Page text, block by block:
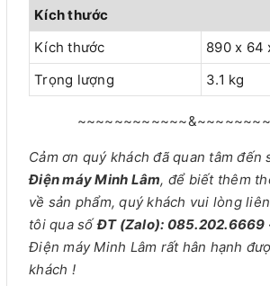
Kích thước
Kích thước
890 x 64
Trọng lượng
3.1 kg
Cảm ơn quý khách đã quan tâm đến
Điện máy Minh Lâm, để biết thêm
về sản phẩm, quý khách vui lòng
tôi qua sốĐT (Zalo): 085.202.6669
Điện máy Minh Lâm rất hân hạnh
khách !